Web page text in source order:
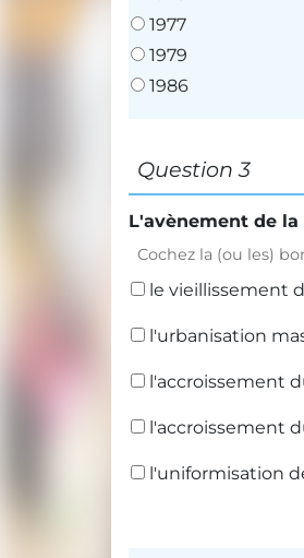
1977
1979
1986
Question 3
L'avènement de
Cochez la (ou les)
le vieillissement
l'urbanisation
l'accroissement
l'accroissement
l'uniformisation